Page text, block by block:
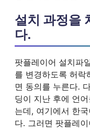
설치 과정을
다.
팟플레이어 설치파
를 변경하도록 허락
면 동의를 누른다.
딩이 지난 후에 언
는데, 여기에서 한
다. 그러면 팟플레